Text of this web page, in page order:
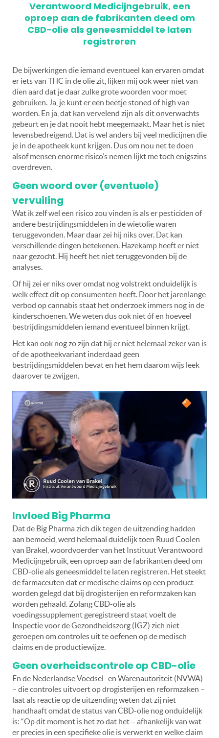
Verantwoord Medicijngebruik, een
oproep aan de fabrikanten deed om
CBD-olie als geneesmiddel te laten
registreren
De bijwerkingen die iemand eventueel kan ervaren omdat
er iets van THC in de olie zit, lijken mij ook weer niet van
dien aard dat je daar zulke grote woorden voor moet
gebruiken. Ja, je kunt er een beetje stoned of high van
worden. En ja, dat kan vervelend zijn als dit onverwachts
gebeurt en je dat nooit hebt meegemaakt. Maar het is niet
levensbedreigend. Dat is wel anders bij veel medicijnen die
je in de apotheek kunt krijgen. Dus om nou net te doen
alsof mensen enorme risico’s nemen lijkt me toch enigszins
overdreven.
Geen woord over (eventuele)
vervuiling
Wat ik zelf wel een risico zou vinden is als er pesticiden of
andere bestrijdingsmiddelen in de wietolie waren
teruggevonden. Maar daar zei hij niks over. Dat kan
verschillende dingen betekenen. Hazekamp heeft er niet
naar gezocht. Hij heeft het niet teruggevonden bij de
analyses.
Of hij zei er niks over omdat nog volstrekt onduidelijk is
welk effect dit op consumenten heeft. Door het jarenlange
verbod op cannabis staat het onderzoek immers nog in de
kinderschoenen. We weten dus ook niet óf en hoeveel
bestrijdingsmiddelen iemand eventueel binnen krijgt.
Het kan ook nog zo zijn dat hij er niet helemaal zeker van is
of de apotheekvariant inderdaad geen
bestrijdingsmiddelen bevat en het hem daarom wijs leek
daarover te zwijgen.
Invloed Big Pharma
Dat de Big Pharma zich dik tegen de uitzending hadden
aan bemoeid, werd helemaal duidelijk toen Ruud Coolen
van Brakel, woordvoerder van het Instituut Verantwoord
Medicijngebruik, een oproep aan de fabrikanten deed om
CBD-olie als geneesmiddel te laten registreren. Het steekt
de farmaceuten dat er medische claims op een product
worden gelegd dat bij drogisterijen en reformzaken kan
worden gehaald. Zolang CBD-olie als
voedingssupplement geregistreerd staat voelt de
Inspectie voor de Gezondheidszorg (IGZ) zich niet
geroepen om controles uit te oefenen op de medisch
claims en de productiewijze.
Geen overheidscontrole op CBD-olie
En de Nederlandse Voedsel- en Warenautoriteit (NVWA)
– die controles uitvoert op drogisterijen en reformzaken –
laat als reactie op de uitzending weten dat zij niet
handhaaft omdat de status van CBD-olie nog onduidelijk
is: “Op dit moment is het zo dat het – afhankelijk van wat
er precies in een specifieke olie is verwerkt en welke claim